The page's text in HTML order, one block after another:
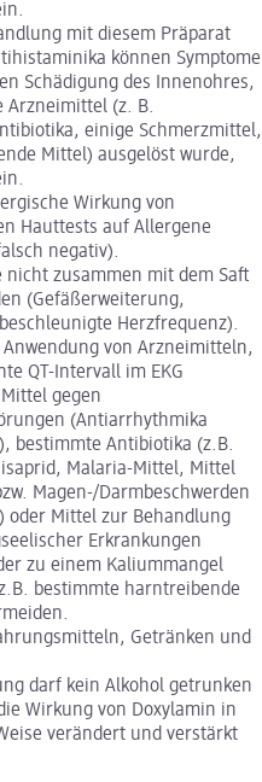
mit diesem Präparat
können Symptome
Schädigung des Innenohres,
Arzneimittel (z. B.
einige Schmerzmittel,
Mittel) ausgelöst wurde,
Wirkung von
Hauttests auf Allergene
negativ).
nicht zusammen mit dem Saft
(Gefäßerweiterung,
Herzfrequenz).
von Arzneimitteln,
QT-Intervall im EKG
gegen
(Antiarrhythmika
bestimmte Antibiotika (z.B.
Malaria-Mittel, Mittel
Magen-/Darmbeschwerden
oder Mittel zur Behandlung
Erkrankungen
zu einem Kaliummangel
bestimmte harntreibende
Getränken und
darf kein Alkohol getrunken
Wirkung von Doxylamin in
verändert und verstärkt